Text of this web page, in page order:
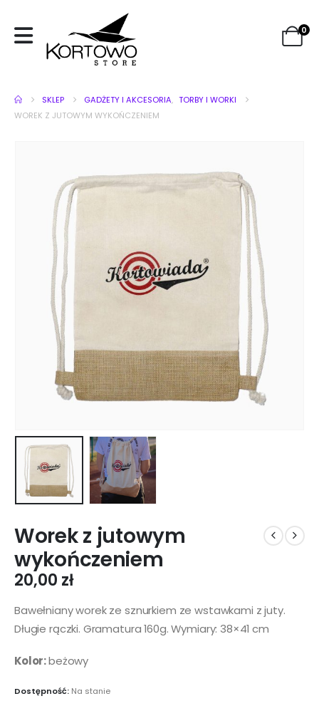
0
SKLEP GADŻETY I AKCESORIA, TORBY I WORKI
WOREK Z JUTOWYM WYKOŃCZENIEM
Worek z jutowym
wykończeniem
20,00 zł
Bawełniany worek ze sznurkiem ze wstawkami z juty.
Długie rączki. Gramatura 160g. Wymiary: 38×41 cm
Kolor:beżowy
Dostępność: Na stanie